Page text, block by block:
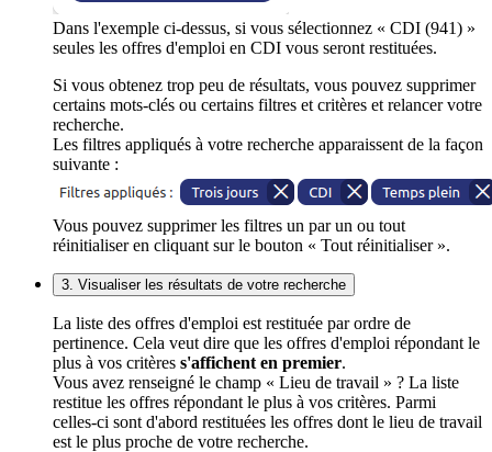
Dans l'exemple ci-dessus, si vous sélectionnez « CDI (941) »
seules les offres d'emploi en CDI vous seront restituées.
Si vous obtenez trop peu de résultats, vous pouvez supprimer
certains mots-clés ou certains filtres et critères et relancer votre
recherche.
Les filtres appliqués à votre recherche apparaissent de la façon
suivante :
Vous pouvez supprimer les filtres un par un ou tout
réinitialiser en cliquant sur le bouton « Tout réinitialiser ».
3. Visualiser les résultats de votre recherche
La liste des offres d'emploi est restituée par ordre de
pertinence. Cela veut dire que les offres d'emploi répondant le
plus à vos critères s'affichent en premier.
Vous avez renseigné le champ « Lieu de travail » ? La liste
restitue les offres répondant le plus à vos critères. Parmi
celles-ci sont d'abord restituées les offres dont le lieu de travail
est le plus proche de votre recherche.